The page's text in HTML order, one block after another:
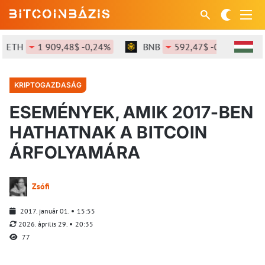
1 909,48$ -0,24% BNB 592,47$ -0,02%
KRIPTOGAZDASÁG
ESEMÉNYEK, AMIK 2017-BEN
HATHATNAK A BITCOIN
ÁRFOLYAMÁRA
Zsófi
2017. január 01.
15:55
2026. április 29.
20:35
77